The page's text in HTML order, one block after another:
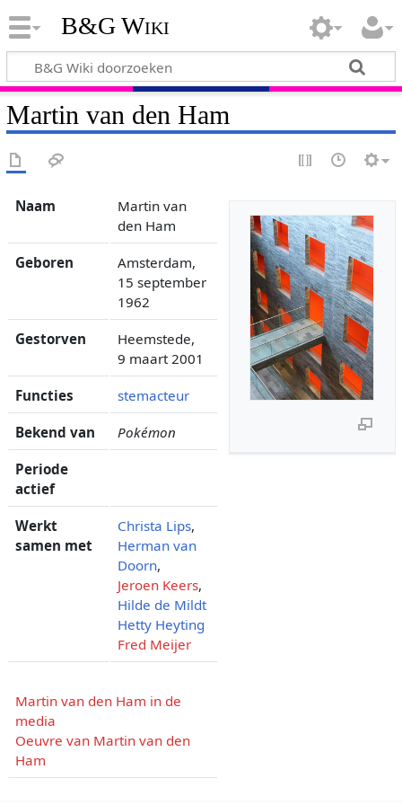
B&G Wiki
Martin van den Ham
Naam
Martin van
den Ham
Geboren
Amsterdam,
15 september
1962
Gestorven
Heemstede,
9 maart 2001
Functies stemacteur
Bekend van Pokémon
Periode
actief
Werkt
samen met
Christa Lips,
Herman van
Doorn,
Jeroen Keers,
Hilde de Mildt
Hetty Heyting
Fred Meijer
Martin van den Ham in de
media
Oeuvre van Martin van den
Ham